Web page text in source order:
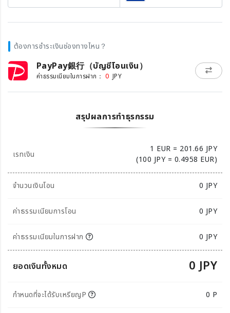
ต้องการชำระเงินช่องทางไหน？
PayPay銀行（บัญชีโอนเงิน）
ค่าธรรมเนียมในการฝาก： 0 JPY
สรุปผลการทำธุรกรรม
เรทเงิน
1 EUR = 201.66 JPY
(100 JPY = 0.4958 EUR)
จำนวนเงินโอน 0 JPY
ค่าธรรมเนียมการโอน 0 JPY
ค่าธรรมเนียมในการฝาก 0 JPY
ยอดเงินทั้งหมด 0 JPY
กำหนดที่จะได้รับเหรียญP 0 P